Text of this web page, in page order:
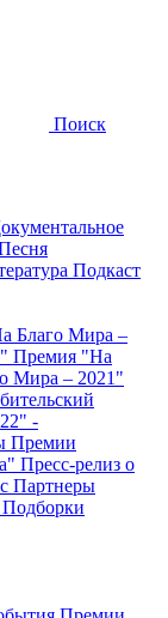
Поиск
Подкаст
Благо Мира –
Премия "На
Мира – 2021"
-
Премии
Пресс-релиз о
Партнеры
Подборки